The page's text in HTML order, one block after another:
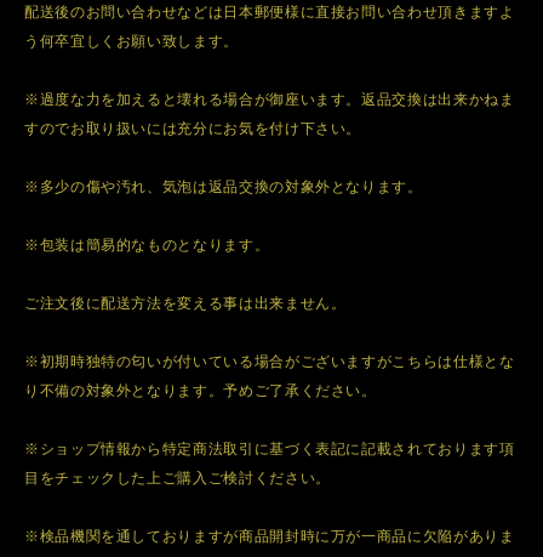
配送後のお問い合わせなどは日本郵便様に直接お問い合わせ頂きますよ
う何卒宜しくお願い致します。
※過度な力を加えると壊れる場合が御座います。返品交換は出来かねま
すのでお取り扱いには充分にお気を付け下さい。
※多少の傷や汚れ、気泡は返品交換の対象外となります。
※包装は簡易的なものとなります。
ご注文後に配送方法を変える事は出来ません。
※初期時独特の匂いが付いている場合がございますがこちらは仕様とな
り不備の対象外となります。予めご了承ください。
※ショップ情報から特定商法取引に基づく表記に記載されております項
目をチェックした上ご購入ご検討ください。
※検品機関を通しておりますが商品開封時に万が一商品に欠陥がありま